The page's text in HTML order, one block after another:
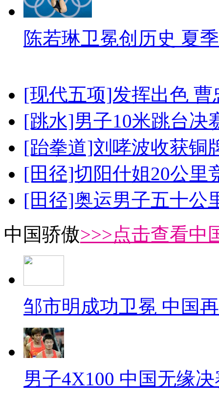
陈若琳卫冕创历史 夏
[现代五项]发挥出色
[跳水]男子10米跳台决
[跆拳道]刘哮波收获铜
[田径]切阳什姐20公里
[田径]奥运男子五十公
中国骄傲>>>点击查看中
邹市明成功卫冕 中国
男子4X100 中国无缘